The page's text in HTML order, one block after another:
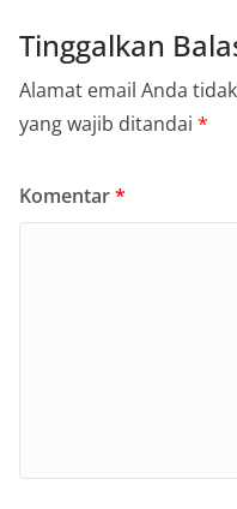
Tinggalkan
Alamat email Anda
yang wajib ditandai *
Komentar*